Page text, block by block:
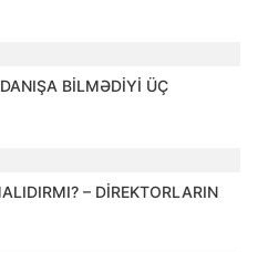
BİLMƏDİYİ ÜÇ
– DİREKTORLARIN